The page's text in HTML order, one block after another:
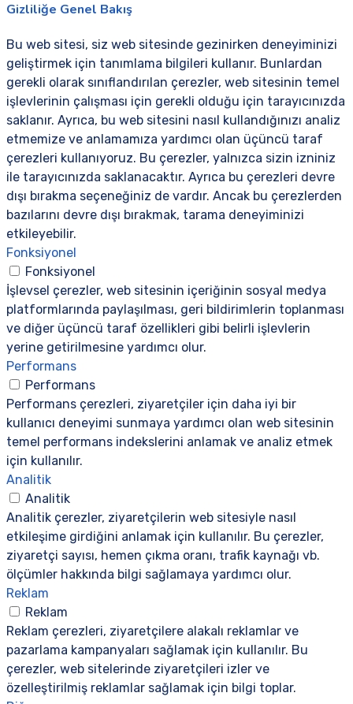
Gizliliğe Genel Bakış
Bu web sitesi, siz web sitesinde gezinirken deneyiminizi
geliştirmek için tanımlama bilgileri kullanır. Bunlardan
gerekli olarak sınıflandırılan çerezler, web sitesinin temel
işlevlerinin çalışması için gerekli olduğu için tarayıcınızda
saklanır. Ayrıca, bu web sitesini nasıl kullandığınızı analiz
etmemize ve anlamamıza yardımcı olan üçüncü taraf
çerezleri kullanıyoruz. Bu çerezler, yalnızca sizin izniniz
ile tarayıcınızda saklanacaktır. Ayrıca bu çerezleri devre
dışı bırakma seçeneğiniz de vardır. Ancak bu çerezlerden
bazılarını devre dışı bırakmak, tarama deneyiminizi
etkileyebilir.
Fonksiyonel
Fonksiyonel
İşlevsel çerezler, web sitesinin içeriğinin sosyal medya
platformlarında paylaşılması, geri bildirimlerin toplanması
ve diğer üçüncü taraf özellikleri gibi belirli işlevlerin
yerine getirilmesine yardımcı olur.
Performans
Performans
Performans çerezleri, ziyaretçiler için daha iyi bir
kullanıcı deneyimi sunmaya yardımcı olan web sitesinin
temel performans indekslerini anlamak ve analiz etmek
için kullanılır.
Analitik
Analitik
Analitik çerezler, ziyaretçilerin web sitesiyle nasıl
etkileşime girdiğini anlamak için kullanılır. Bu çerezler,
ziyaretçi sayısı, hemen çıkma oranı, trafik kaynağı vb.
ölçümler hakkında bilgi sağlamaya yardımcı olur.
Reklam
Reklam
Reklam çerezleri, ziyaretçilere alakalı reklamlar ve
pazarlama kampanyaları sağlamak için kullanılır. Bu
çerezler, web sitelerinde ziyaretçileri izler ve
özelleştirilmiş reklamlar sağlamak için bilgi toplar.